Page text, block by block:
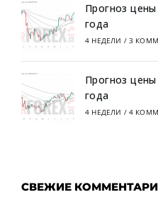
Прогноз
года
4 НЕДЕЛИ / 3
Прогноз
года
4 НЕДЕЛИ / 4
СВЕЖИЕ